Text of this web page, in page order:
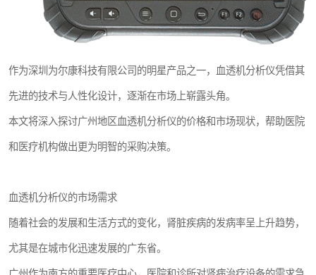
作为深圳为尔康科技有限公司的明星产品之一，血透机分析仪凭借其
先进的技术与人性化设计，逐渐在市场上崭露头角。
本文将深入探讨广州地区血透机分析仪的价格和市场现状，帮助医院
和医疗机构做出更为明智的采购决策。
血透机分析仪的市场需求
随着社会的发展和生活方式的变化，肾脏疾病的发病率呈上升趋势，
尤其是在城市化迅速发展的广东省。